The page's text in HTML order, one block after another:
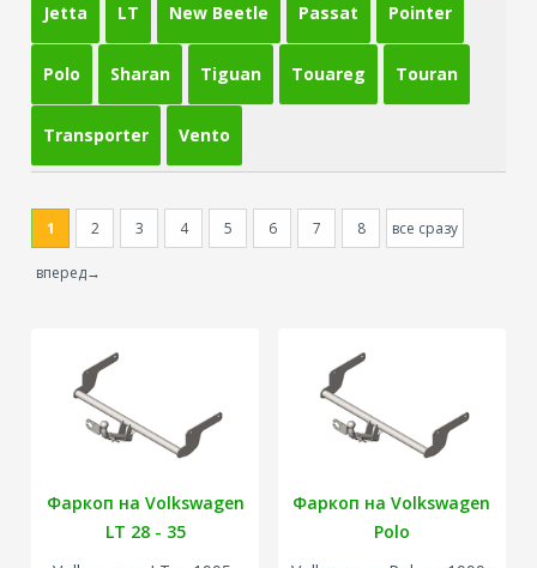
Jetta LT New Beetle Passat Pointer
Polo Sharan Tiguan Touareg Touran
Transporter Vento
1 2 3 4 5 6 7 8 все сразу
вперед→
Фаркоп на Volkswagen
LT 28 - 35
Фаркоп на Volkswagen
Polo